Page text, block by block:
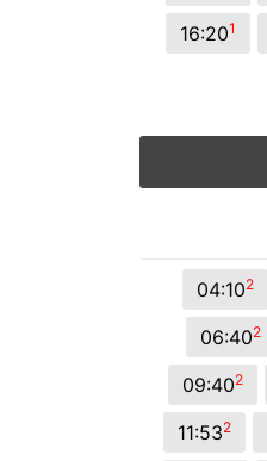
16:201
04:102
06:402
09:402
11:532